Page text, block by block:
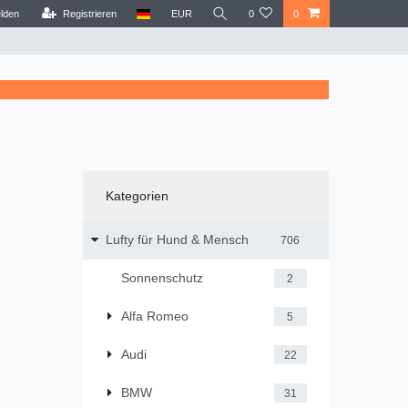
Registrieren EUR 0 0
Kategorien
Lufty für Hund & Mensch 706
Sonnenschutz 2
Alfa Romeo 5
Audi 22
BMW 31